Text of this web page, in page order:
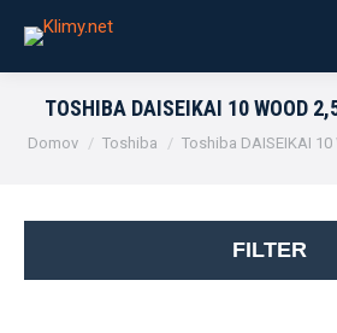
TOSHIBA DAISEIKAI 10 WOOD
You are here:
Domov Toshiba Toshiba DAISEIKAI
FILTER